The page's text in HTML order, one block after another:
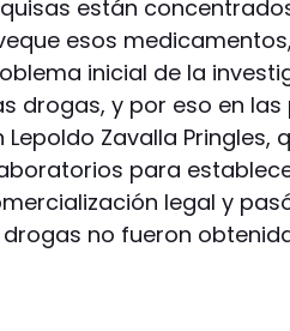
están
esos
inicial de la
drogas, y por eso en
Zavalla Pringles,
para
legal y
no fueron